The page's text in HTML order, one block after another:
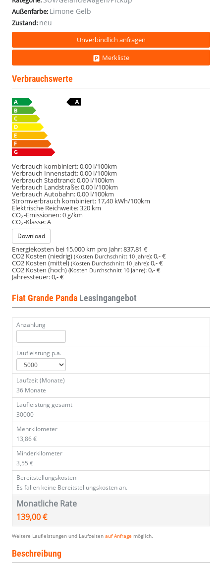
#Sonderedition
#Sonderedition
#Sonderedition
#Sonderedition
#Sonderedition
Außenfarbe: Limone Gelb
Zustand: neu
Unverbindlich anfragen
Merkliste
Verbrauchswerte
Verbrauch kombiniert:0,00 l/100km
Verbrauch Innenstadt:0,00 l/100km
Verbrauch Stadtrand:0,00 l/100km
Verbrauch Landstraße:0,00 l/100km
Verbrauch Autobahn:0,00 l/100km
Stromverbrauch kombiniert: 17,40 kWh/100km
Elektrische Reichweite:320 km
CO2-Emissionen:0 g/km
CO2-Klasse:A
Download
Energiekosten bei 15.000 km pro Jahr:837,81 €
CO2 Kosten (niedrig) (Kosten Durchschnitt 10 Jahre):0,- €
CO2 Kosten (mittel)(Kosten Durchschnitt 10 Jahre):0,- €
CO2 Kosten (hoch) (Kosten Durchschnitt 10 Jahre):0,- €
Jahressteuer:0,- €
Fiat Grande Panda Leasingangebot
Anzahlung
Laufleistung p.a.
Laufzeit (Monate)
36 Monate
Laufleistung gesamt
30000
Mehrkilometer
13,86 €
Minderkilometer
3,55 €
Bereitstellungskosten
Es fallen keine Bereitstellungskosten an.
Monatliche Rate
139,00 €
Weitere Laufleistungen und Laufzeiten auf Anfrage möglich.
Beschreibung